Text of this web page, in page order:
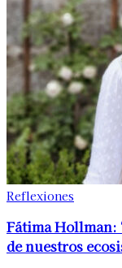
Reflexiones
Fátima Hollman:
de nuestros